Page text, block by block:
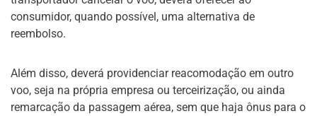
consumidor, quando possível, uma alternativa de
reembolso.
Além disso, deverá providenciar reacomodação em outro
voo, seja na própria empresa ou terceirização, ou ainda
remarcação da passagem aérea, sem que haja ônus para o